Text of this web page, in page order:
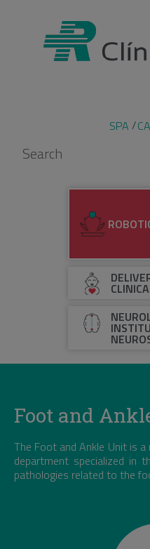
SPA
Foot and
The Foot and Ankle Unit is
department specialized in
pathologies related to the